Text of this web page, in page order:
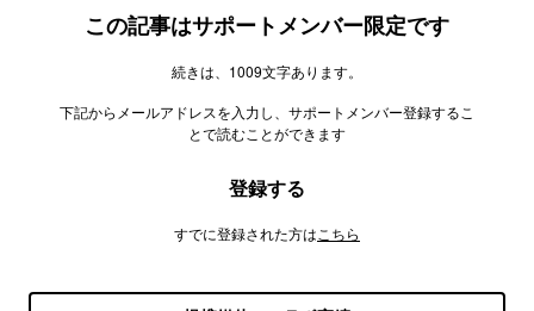
この記事はサポートメンバー限定です
続きは、1009文字あります。
下記からメールアドレスを入力し、サポートメンバー登録するこ
とで読むことができます
登録する
すでに登録された方は こちら